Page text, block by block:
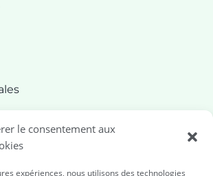
le consentement aux
expériences, nous utilisons des technologies